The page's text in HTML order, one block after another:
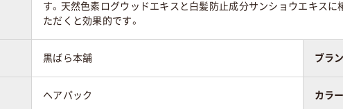
す。天然色素ログウッドエキスと白髪防止成分サンショウエキス
ただくと効果的です。
黒ばら本舗 ブラ
ヘアパック カラー